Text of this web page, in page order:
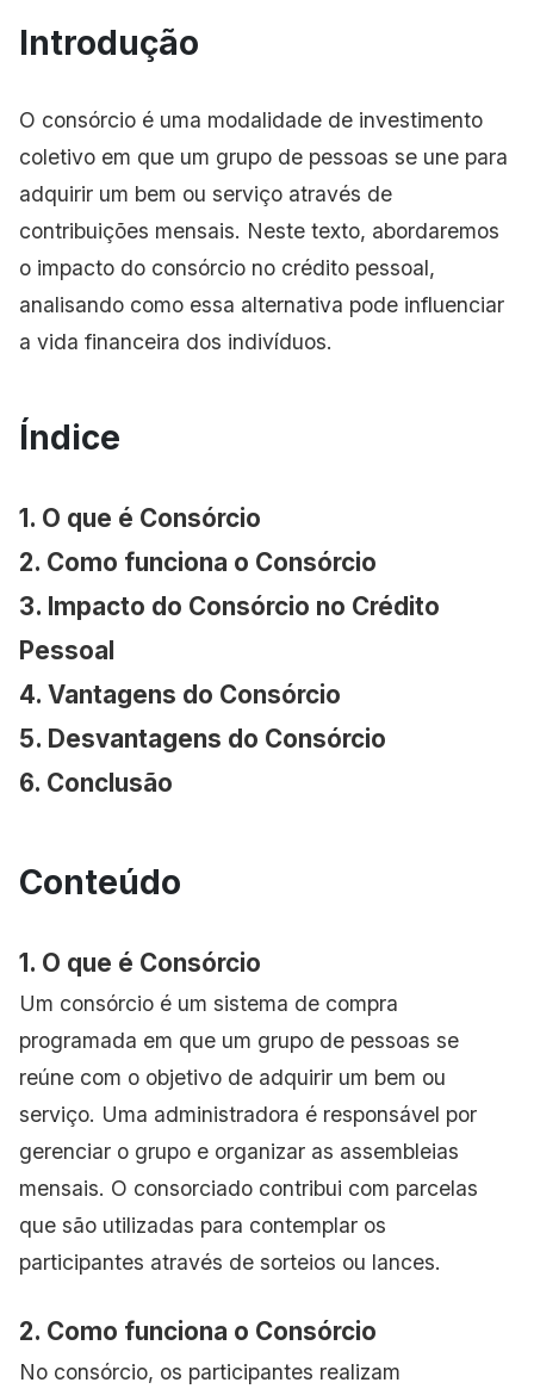
Introdução
O consórcio é uma modalidade de investimento
coletivo em que um grupo de pessoas se une para
adquirir um bem ou serviço através de
contribuições mensais. Neste texto, abordaremos
o impacto do consórcio no crédito pessoal,
analisando como essa alternativa pode influenciar
a vida financeira dos indivíduos.
Índice
1. O que é Consórcio
2. Como funciona o Consórcio
3. Impacto do Consórcio no Crédito
Pessoal
4. Vantagens do Consórcio
5. Desvantagens do Consórcio
6. Conclusão
Conteúdo
1. O que é Consórcio
Um consórcio é um sistema de compra
programada em que um grupo de pessoas se
reúne com o objetivo de adquirir um bem ou
serviço. Uma administradora é responsável por
gerenciar o grupo e organizar as assembleias
mensais. O consorciado contribui com parcelas
que são utilizadas para contemplar os
participantes através de sorteios ou lances.
2. Como funciona o Consórcio
No consórcio, os participantes realizam